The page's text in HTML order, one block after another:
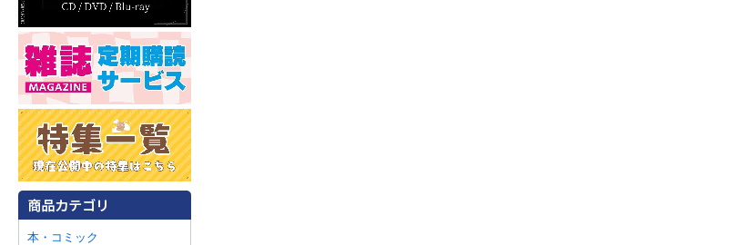
本・コミック